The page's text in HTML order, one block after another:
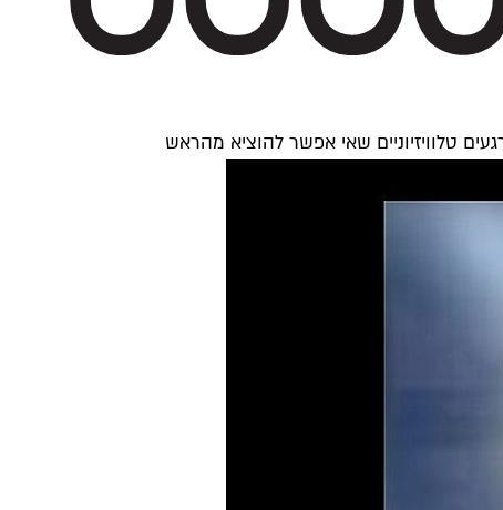
טלוויזיוניים שאי אפשר להוציא מהראש